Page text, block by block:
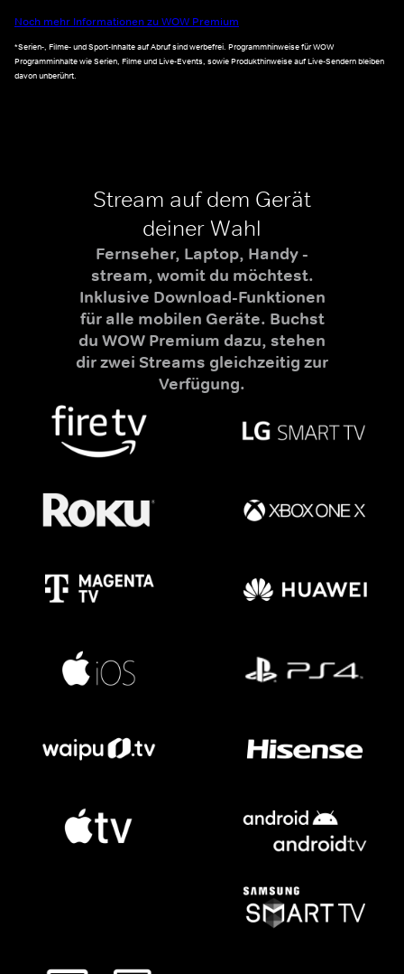
Noch mehr Informationen zu WOW Premium
*Serien-, Filme- und Sport-Inhalte auf Abruf sind werbefrei. Programmhinweise für WOW
Programminhalte wie Serien, Filme und Live-Events, sowie Produkthinweise auf Live-Sendern bleiben
davon unberührt.
Stream auf dem Gerät
deiner Wahl
Fernseher, Laptop, Handy -
stream, womit du möchtest.
Inklusive Download-Funktionen
für alle mobilen Geräte. Buchst
du WOW Premium dazu, stehen
dir zwei Streams gleichzeitig zur
Verfügung.